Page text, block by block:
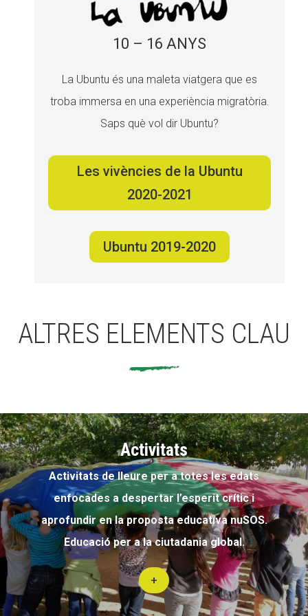
10 – 16 ANYS
La Ubuntu és una maleta viatgera que es
troba immersa en una experiència migratòria.
Saps què vol dir Ubuntu?
Les vivències de la Ubuntu
2020-2021
Ubuntu 2019-2020
ALTRES ELEMENTS CLAU
Activitats
Activitats de lleure per a totes les edats
enfocades a despertar l’esperit crític i
aprofundir en la proposta educativa nuSOS.
Educació per a la ciutadania global.
+